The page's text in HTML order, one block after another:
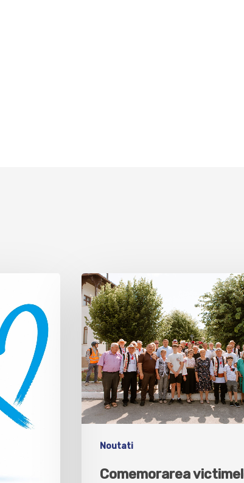
Noutati
Comemorarea